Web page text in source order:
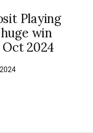
Playing
win
2024